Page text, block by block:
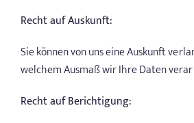
Recht auf Auskunft:
Sie können von uns eine Auskunft
welchem Ausmaß wir Ihre Daten
Recht auf Berichtigung: